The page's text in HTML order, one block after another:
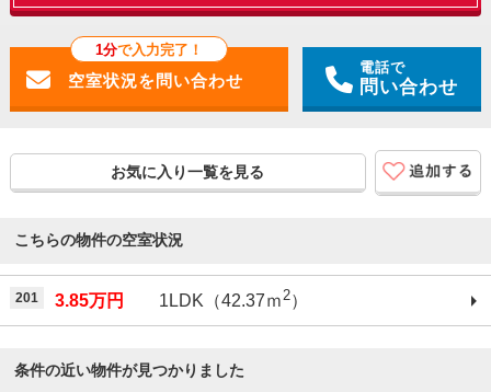
1分で入力完了！
電話で
問い合わせ
お気に入り一覧を見る
こちらの物件の空室状況
201 3.85万円 1LDK（42.37ｍ2）
条件の近い物件が見つかりました